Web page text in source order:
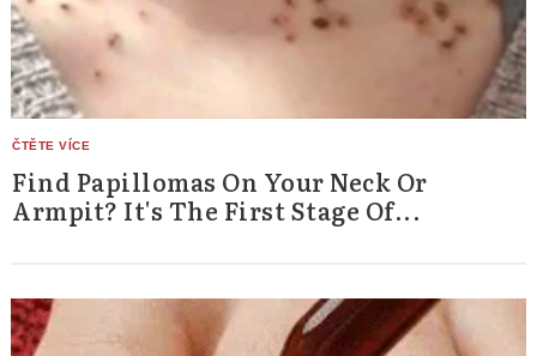
Find Papillomas On Your Neck Or
Armpit? It's The First Stage Of...
Search